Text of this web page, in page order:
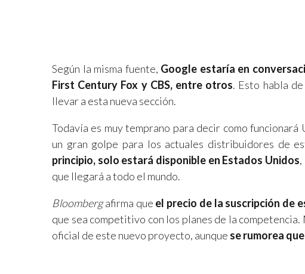
Según la misma fuente, Google estaría en
First Century Fox y CBS, entre otros. Esto habla
llevar a esta nueva sección.
Todavía es muy temprano para decir como
un gran golpe para los actuales distribuidores de
principio, solo estará disponible en Estados Unidos
que llegará a todo el mundo.
Bloombergafirma que el precio de la suscripción de
que sea competitivo con los planes de la
oficial de este nuevo proyecto, aunque se rumorea